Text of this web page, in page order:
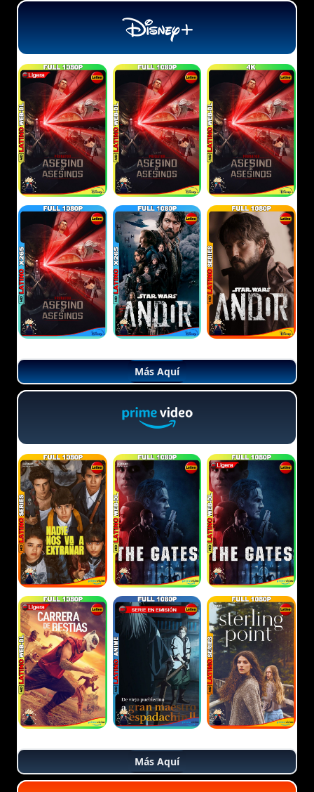
Más Aquí
Más Aquí